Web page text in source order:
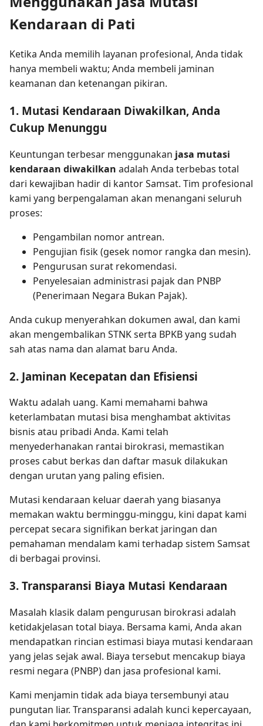
Kendaraan di Pati
Ketika Anda memilih layanan profesional, Anda tidak
hanya membeli waktu; Anda membeli jaminan
keamanan dan ketenangan pikiran.
1. Mutasi Kendaraan Diwakilkan, Anda
Cukup Menunggu
Keuntungan terbesar menggunakan jasa mutasi
kendaraan diwakilkan adalah Anda terbebas total
dari kewajiban hadir di kantor Samsat. Tim profesional
kami yang berpengalaman akan menangani seluruh
proses:
Pengambilan nomor antrean.
Pengujian fisik (gesek nomor rangka dan mesin).
Pengurusan surat rekomendasi.
Penyelesaian administrasi pajak dan PNBP
(Penerimaan Negara Bukan Pajak).
Anda cukup menyerahkan dokumen awal, dan kami
akan mengembalikan STNK serta BPKB yang sudah
sah atas nama dan alamat baru Anda.
2. Jaminan Kecepatan dan Efisiensi
Waktu adalah uang. Kami memahami bahwa
keterlambatan mutasi bisa menghambat aktivitas
bisnis atau pribadi Anda. Kami telah
menyederhanakan rantai birokrasi, memastikan
proses cabut berkas dan daftar masuk dilakukan
dengan urutan yang paling efisien.
Mutasi kendaraan keluar daerah yang biasanya
memakan waktu berminggu-minggu, kini dapat kami
percepat secara signifikan berkat jaringan dan
pemahaman mendalam kami terhadap sistem Samsat
di berbagai provinsi.
3. Transparansi Biaya Mutasi Kendaraan
Masalah klasik dalam pengurusan birokrasi adalah
ketidakjelasan total biaya. Bersama kami, Anda akan
mendapatkan rincian estimasi biaya mutasi kendaraan
yang jelas sejak awal. Biaya tersebut mencakup biaya
resmi negara (PNBP) dan jasa profesional kami.
Kami menjamin tidak ada biaya tersembunyi atau
pungutan liar. Transparansi adalah kunci kepercayaan,